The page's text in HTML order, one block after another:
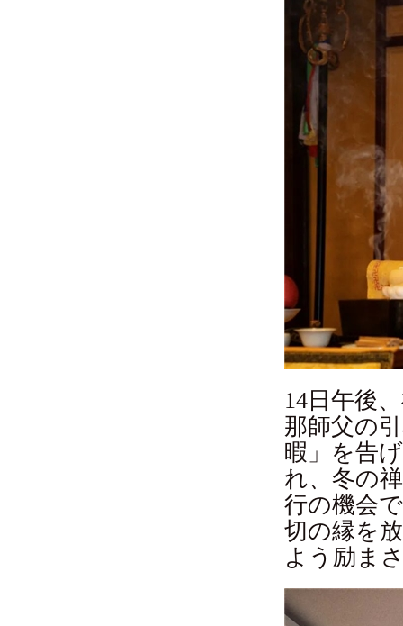
14日午後
那師父の
暇」を告
れ、冬の
行の機会
切の縁を
よう励ま